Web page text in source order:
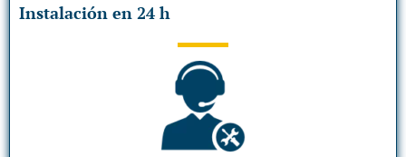
Instalación en 24 h